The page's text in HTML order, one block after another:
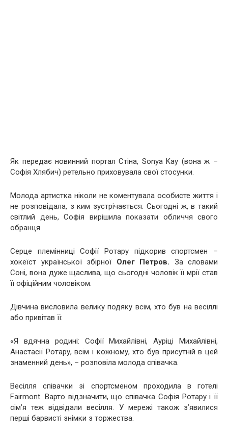
Як передає новинний портал Стіна, Sonya Kay (вона ж –
Софія Хлябич) ретельно приховувала свої стосунки.
Молода артистка ніколи не коментувала особисте життя і
не розповідала, з ким зустрічається. Сьогодні ж, в такий
світлий день, Софія вирішила показати обличчя свого
обранця.
Серце племінниці Софії Ротару підкорив спортсмен –
хокеїст української збірної Олег Петров. За словами
Соні, вона дуже щаслива, що сьогодні чоловік її мрії став
її офіційним чоловіком.
Дівчина висловила велику подяку всім, хто був на весіллі
або привітав її:
«Я вдячна родині: Софії Михайлівні, Ауріці Михайлівні,
Анастасії Ротару, всім і кожному, хто був присутній в цей
знаменний день», – розповіла молода співачка.
Весілля співачки зі спортсменом проходила в готелі
Fairmont. Варто відзначити, що співачка Софія Ротару і її
сім’я теж відвідали весілля. У мережі також з’явилися
перші барвисті знімки з торжества.